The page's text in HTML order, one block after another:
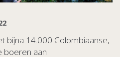
bijna 14.000 Colombiaanse,
boeren aan